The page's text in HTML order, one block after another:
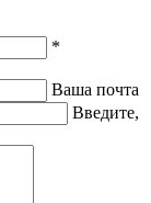
*
Ваша почта
Введите,